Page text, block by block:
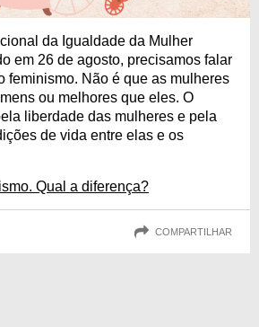
da Igualdade da Mulher
em 26 de agosto, precisamos falar
feminismo. Não é que as mulheres
ou melhores que eles. O
liberdade das mulheres e pela
de vida entre elas e os
Qual a diferença?
COMPARTILHAR